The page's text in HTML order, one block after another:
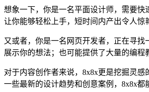
想象一下，你是一名平面设计师，需要快
让你能够轻松上手，短时间内产出令人惊
又或者，你是一名网页开发者，正在寻
展示你的想法；也可能提供了大量的编程
对于内容创作者来说，8x8x更是挖掘灵
一些最新的设计趋势和创意案例，8x8x